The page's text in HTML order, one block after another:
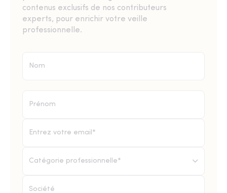
contenus exclusifs de nos contributeurs
experts, pour enrichir votre veille
professionnelle.
Catégorie professionnelle*